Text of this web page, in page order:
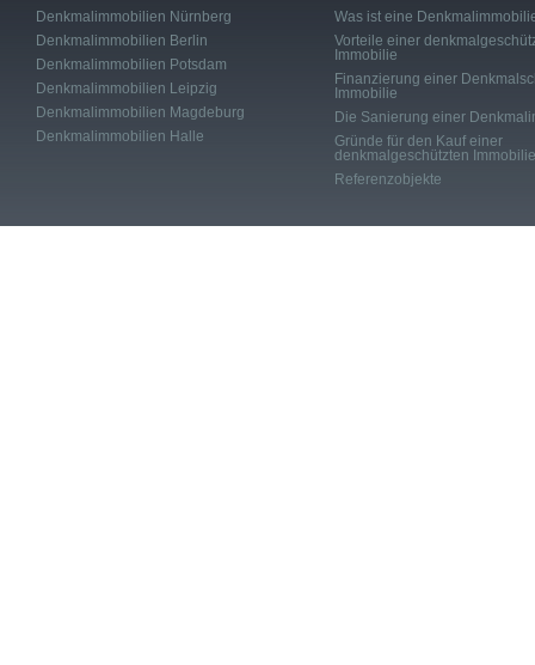
Denkmalimmobilien Nürnberg
Denkmalimmobilien Berlin
Denkmalimmobilien Potsdam
Denkmalimmobilien Leipzig
Denkmalimmobilien Magdeburg
Denkmalimmobilien Halle
Was ist eine
Vorteile einer
Immobilie
Finanzierung einer
Immobilie
Die Sanierung einer
Gründe für den Kauf einer
denkmalgeschützten Immobilie
Referenzobjekte